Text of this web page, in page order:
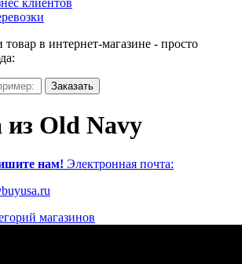
клиентов
в интернет-магазине - просто
из Old Navy
нам! Электронная почта:
магазинов